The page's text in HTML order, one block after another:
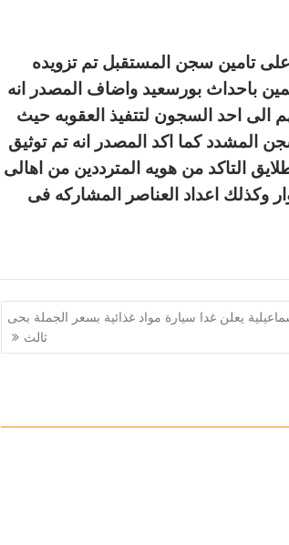
تامين سجن المستقبل تم تزويده
باحداث بورسعيد واضاف المصدر انه
الى احد السجون لتتفيذ العقوبه حيث
المشدد كما اكد المصدر انه تم توثيق
التاكد من هويه المترددين من اهالى
وكذلك اعداد العناصر المشاركه فى
يعلن غدا سيارة مواد غذائية بسعر الجملة بحى
ثالث